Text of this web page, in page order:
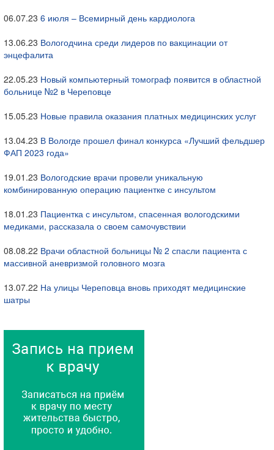
06.07.23 6 июля – Всемирный день кардиолога
13.06.23 Вологодчина среди лидеров по вакцинации от
энцефалита
22.05.23 Новый компьютерный томограф появится в областной
больнице №2 в Череповце
15.05.23 Новые правила оказания платных медицинских услуг
13.04.23 В Вологде прошел финал конкурса «Лучший фельдшер
ФАП 2023 года»
19.01.23 Вологодские врачи провели уникальную
комбинированную операцию пациентке с инсультом
18.01.23 Пациентка с инсультом, спасенная вологодскими
медиками, рассказала о своем самочувствии
08.08.22 Врачи областной больницы № 2 спасли пациента с
массивной аневризмой головного мозга
13.07.22 На улицы Череповца вновь приходят медицинские
шатры